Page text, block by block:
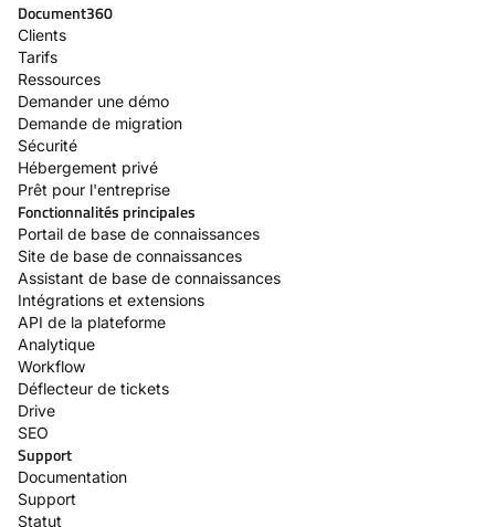
Document360
Clients
Tarifs
Ressources
Demander une démo
Demande de migration
Sécurité
Hébergement privé
Prêt pour l'entreprise
Fonctionnalités principales
Portail de base de connaissances
Site de base de connaissances
Assistant de base de connaissances
Intégrations et extensions
API de la plateforme
Analytique
Workflow
Déflecteur de tickets
Drive
SEO
Support
Documentation
Support
Statut